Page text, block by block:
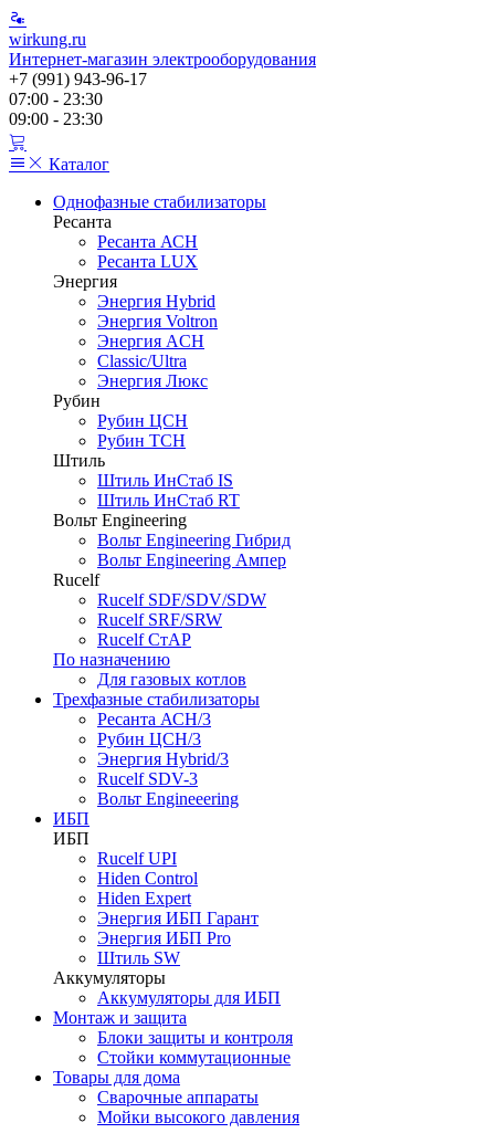
wirkung.ru
Интернет-магазин электрооборудования
+7 (991) 943-96-17
07:00 - 23:30
09:00 - 23:30
Каталог
Однофазные стабилизаторы
Ресанта
Ресанта АСН
Ресанта LUX
Энергия
Энергия Hybrid
Энергия Voltron
Энергия ACH
Classic/Ultra
Энергия Люкс
Рубин
Рубин ЦСН
Рубин ТСН
Штиль
Штиль ИнСтаб IS
Штиль ИнСтаб RT
Вольт Engineering
Вольт Engineering Гибрид
Вольт Engineering Ампер
Rucelf
Rucelf SDF/SDV/SDW
Rucelf SRF/SRW
Rucelf СтАР
По назначению
Для газовых котлов
Трехфазные стабилизаторы
Ресанта АСН/3
Рубин ЦСН/3
Энергия Hybrid/3
Rucelf SDV-3
Вольт Engineeering
ИБП
ИБП
Rucelf UPI
Hiden Control
Hiden Expert
Энергия ИБП Гарант
Энергия ИБП Pro
Штиль SW
Аккумуляторы
Аккумуляторы для ИБП
Монтаж и защита
Блоки защиты и контроля
Стойки коммутационные
Товары для дома
Сварочные аппараты
Мойки высокого давления